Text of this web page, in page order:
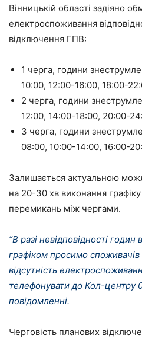
Вінницькій області задіяно
електроспоживання
відключення ГПВ:
1 черга, години
10:00, 12:00-16:00, 18:00-
2 черга, години
12:00, 14:00-18:00, 20:00-
3 черга, години
08:00, 10:00-14:00, 16:00-
Залишається актуальною
на 20-30 хв виконання
перемикань між чергами.
“В разі невідповідності годин
графіком просимо
відсутність
телефонувати до Кол-центру
повідомленні.
Черговість планових